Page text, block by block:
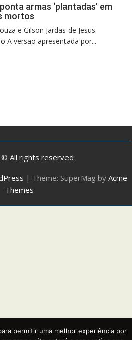
armas ‘plantadas’ em
mortos
e Gilson Jardas de Jesus
A versão apresentada por...
All rights reserved
| Theme: SuperMag by Acme
Themes
permitir uma melhor experiência por